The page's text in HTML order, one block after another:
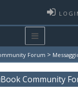
Forum >
Community